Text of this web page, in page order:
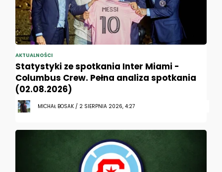
AKTUALNOŚCI
Statystyki ze spotkania Inter Miami -
Columbus Crew. Pełna analiza spotkania
(02.08.2026)
MICHAŁ BOSAK / 2 SIERPNIA 2026, 4:27